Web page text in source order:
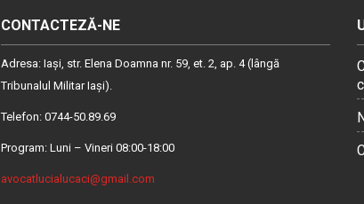
CONTACTEZĂ-NE
Adresa: Iaşi, str. Elena Doamna nr. 59, et. 2, ap. 4 (lângă
Tribunalul Militar Iaşi).
Telefon: 0744-50.89.69
Program: Luni – Vineri 08:00-18:00
avocatlucialucaci@gmail.com